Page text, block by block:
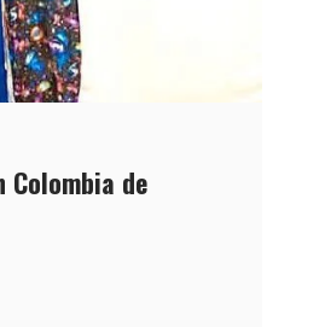
de